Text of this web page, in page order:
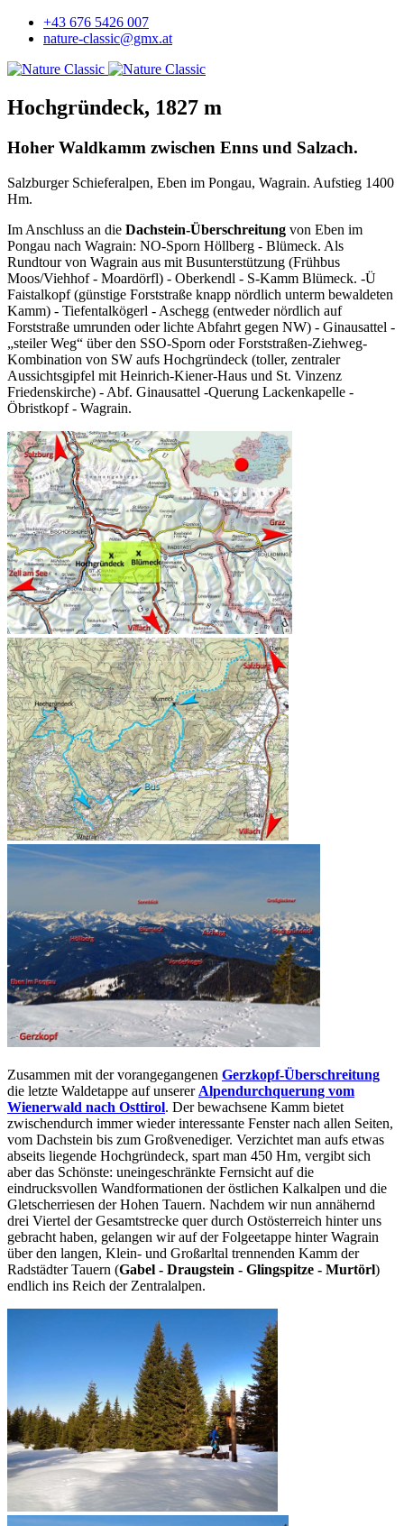
+43 676 5426 007
nature-classic@gmx.at
Hochgründeck, 1827 m
Hoher Waldkamm zwischen Enns und Salzach.
Salzburger Schieferalpen, Eben im Pongau, Wagrain. Aufstieg 1400
Hm.
Im Anschluss an die Dachstein-Überschreitung von Eben im
Pongau nach Wagrain: NO-Sporn Höllberg - Blümeck. Als
Rundtour von Wagrain aus mit Busunterstützung (Frühbus
Moos/Viehhof - Moardörfl) - Oberkendl - S-Kamm Blümeck. -Ü
Faistalkopf (günstige Forststraße knapp nördlich unterm bewaldeten
Kamm) - Tiefentalkögerl - Aschegg (entweder nördlich auf
Forststraße umrunden oder lichte Abfahrt gegen NW) - Ginausattel -
„steiler Weg“ über den SSO-Sporn oder Forststraßen-Ziehweg-
Kombination von SW aufs Hochgründeck (toller, zentraler
Aussichtsgipfel mit Heinrich-Kiener-Haus und St. Vinzenz
Friedenskirche) - Abf. Ginausattel -Querung Lackenkapelle -
Öbristkopf - Wagrain.
Zusammen mit der vorangegangenen Gerzkopf-Überschreitung
die letzte Waldetappe auf unserer Alpendurchquerung vom
Wienerwald nach Osttirol. Der bewachsene Kamm bietet
zwischendurch immer wieder interessante Fenster nach allen Seiten,
vom Dachstein bis zum Großvenediger. Verzichtet man aufs etwas
abseits liegende Hochgründeck, spart man 450 Hm, vergibt sich
aber das Schönste: uneingeschränkte Fernsicht auf die
eindrucksvollen Wandformationen der östlichen Kalkalpen und die
Gletscherriesen der Hohen Tauern. Nachdem wir nun annähernd
drei Viertel der Gesamtstrecke quer durch Ostösterreich hinter uns
gebracht haben, gelangen wir auf der Folgeetappe hinter Wagrain
über den langen, Klein- und Großarltal trennenden Kamm der
Radstädter Tauern (Gabel - Draugstein - Glingspitze - Murtörl)
endlich ins Reich der Zentralalpen.